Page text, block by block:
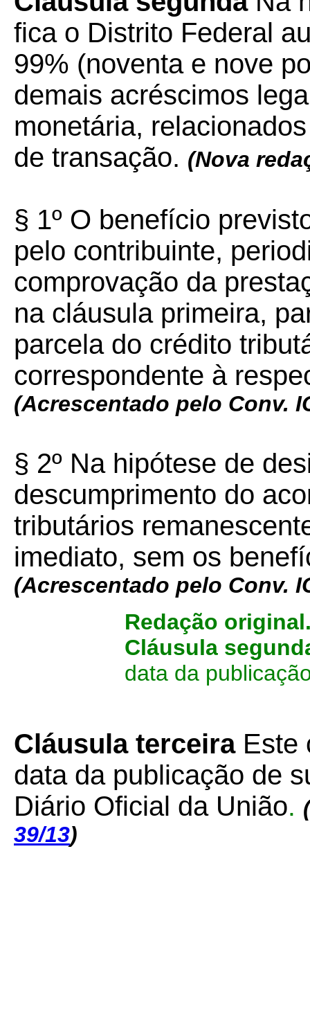
fica o Distrito Federal
99% (noventa e nove
demais acréscimos
monetária,
de transação. (Nova
§ 1º O benefício
pelo contribuinte,
comprovação da
na cláusula primeira,
parcela do crédito
correspondente à
(Acrescentado pelo Conv.
§ 2º Na hipótese de
descumprimento do
tributários
imediato, sem os
(Acrescentado pelo Conv.
Redação
Cláusula
data da
Cláusula terceira Este
data da publicação de
Diário Oficial da União.
39/13)